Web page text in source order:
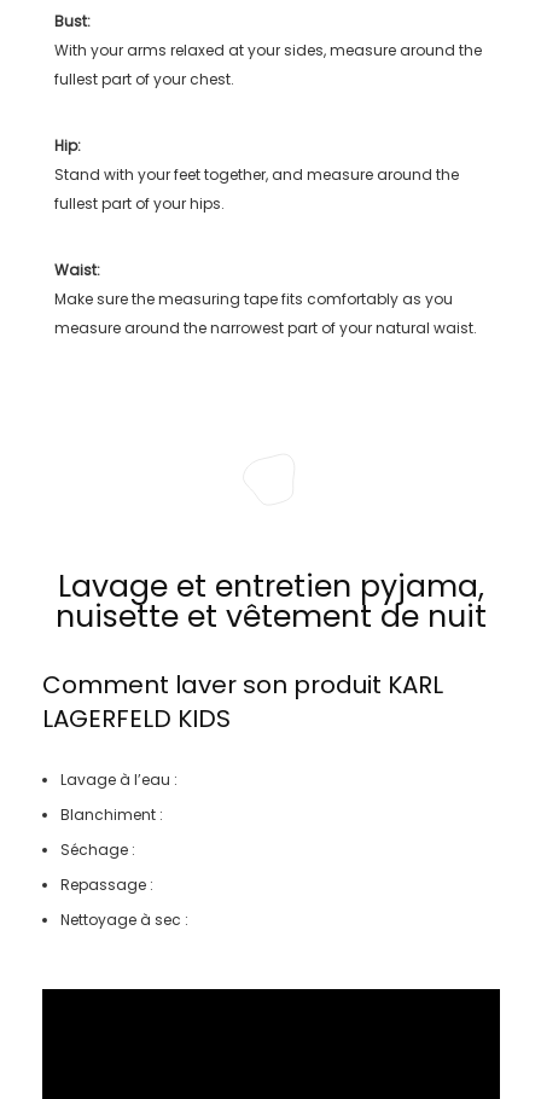
Bust:
With your arms relaxed at your sides, measure around the
fullest part of your chest.
Hip:
Stand with your feet together, and measure around the
fullest part of your hips.
Waist:
Make sure the measuring tape fits comfortably as you
measure around the narrowest part of your natural waist.
Lavage et entretien pyjama,
nuisette et vêtement de nuit
Comment laver son produit KARL
LAGERFELD KIDS
Lavage à l’eau :
Blanchiment :
Séchage :
Repassage :
Nettoyage à sec :